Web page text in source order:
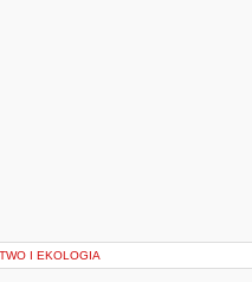
I EKOLOGIA